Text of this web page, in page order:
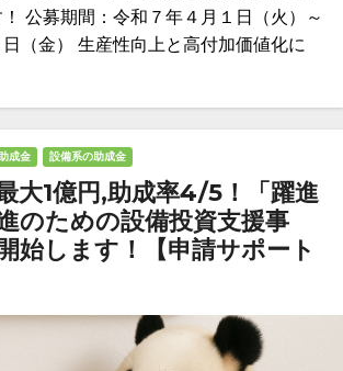
公募期間：令和７年４月１日（火）～
（金） 生産性向上と高付加価値化に
成金 設備系の助成金
大1億円,助成率4/5！「躍進
のための設備投資支援事
始します！【申請サポート